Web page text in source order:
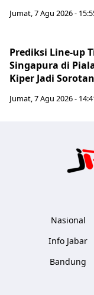
Jumat, 7 Agu 2026 -
Prediksi Line-up
Singapura di
Kiper Jadi Sorotan
Jumat, 7 Agu 2026 -
Nasional
Info Jabar
Bandung